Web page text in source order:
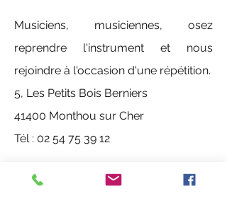
Musiciens, musiciennes, osez
reprendre l'instrument et nous
rejoindre à l'occasion d'une répétition.
5, Les Petits Bois Berniers
41400 Monthou sur Cher
Tél : 02 54 75 39 12
https://www.montrichardvaldecher.fr